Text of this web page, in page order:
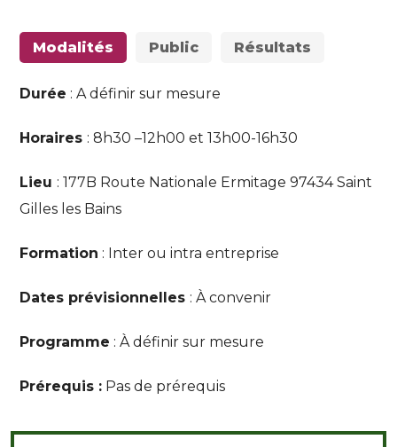
Modalités Public Résultats
Durée : A définir sur mesure
Horaires : 8h30–12h00 et 13h00-16h30
Lieu : 177B Route Nationale Ermitage 97434 Saint
Gilles les Bains
Formation : Inter ou intra entreprise
Dates prévisionnelles : À convenir
Programme : À définir sur mesure
Prérequis : Pas de prérequis